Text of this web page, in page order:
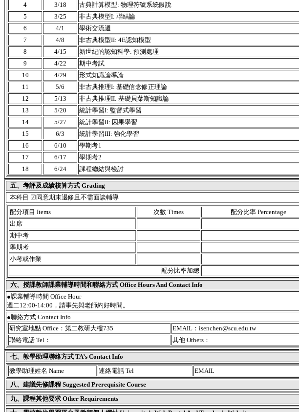
4
3/18
古典計算模型: 物理符號系統假說
5
3/25
非古典模型I: 聯結論
6
4/1
學術交流週
7
4/8
非古典模型II: 4E認知模型
8
4/15
新世紀的認知科學: 預測處理
9
4/22
期中考試
10
4/29
形式知識論導論
11
5/6
非古典推理I: 基礎信念修正理論
12
5/13
非古典推理II: 基礎貝葉斯知識論
13
5/20
統計學習I: 監督式學習
14
5/27
統計學習II: 因果學習
15
6/3
統計學習III: 強化學習
16
6/10
學期考1
17
6/17
學期考2
18
6/24 課程總結與檢討
五、考評及成績核算方式 Grading
本科目 ☑同意期末退修且不需面談輔導
配分項目 Items
次數 Times 配分比率 Percentage
出席
期中考
學期考
小考或作業
配分比率加總
六、授課教師課業輔導時間和聯絡方式 Office Hours And Contact Info
●課業輔導時間 Office Hour
週二12:00-14:00，請事先與老師約好時間。
●聯絡方式 Contact Info
研究室地點 Office：第二教研大樓735
EMAIL：isenchen@scu.edu.tw
聯絡電話 Tel：
其他 Others：
七、教學助理聯絡方式 TA’s Contact Info
教學助理姓名 Name
連絡電話 Tel EMAIL
八、建議先修課程 Suggested Prerequisite Course
九、課程其他要求 Other Requirements